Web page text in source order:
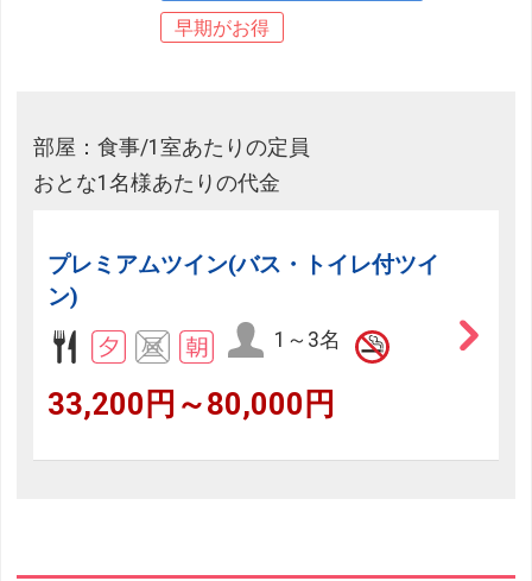
早期がお得
部屋：食事/1室あたりの定員
おとな1名様あたりの代金
プレミアムツイン(バス・トイレ付ツイ
ン)
1～3名
33,200円～80,000円